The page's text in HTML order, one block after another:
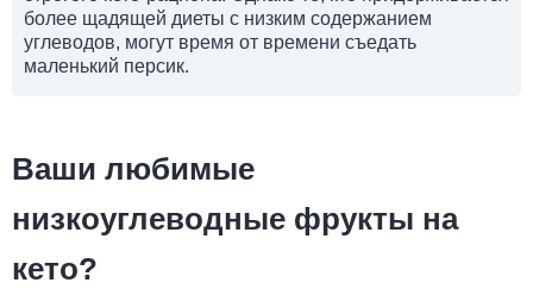
более щадящей диеты с низким содержанием
углеводов, могут время от времени съедать
маленький персик.
Ваши любимые
низкоуглеводные фрукты на
кето?